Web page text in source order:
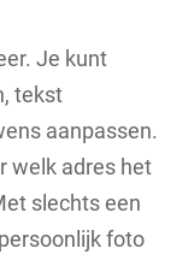
Je kunt
tekst
aanpassen.
welk adres het
slechts een
foto